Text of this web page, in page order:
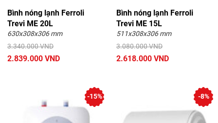
Bình nóng lạnh Ferroli
Trevi ME 20L
630x308x306 mm
3.340.000 VND
2.839.000 VND
Bình nóng lạnh Ferroli
Trevi ME 15L
511x308x306 mm
3.080.000 VND
2.618.000 VND
-15% -8%